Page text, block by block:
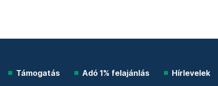
Támogatás Adó 1% felajánlás Hírlevelek